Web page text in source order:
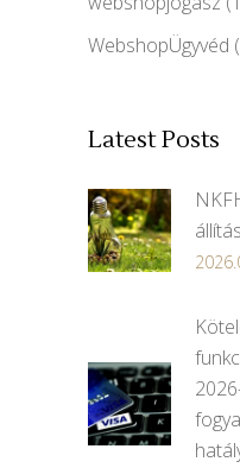
WebshopÜgyvéd
Latest Posts